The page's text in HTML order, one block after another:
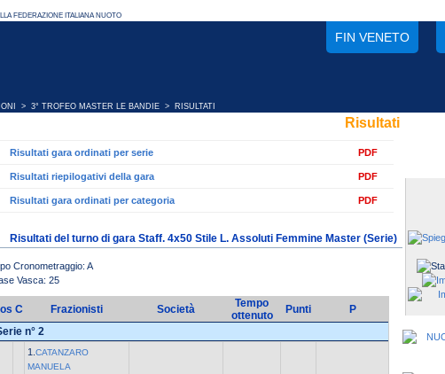
FIN VENETO
> 3° TROFEO MASTER LE BANDIE > RISULTATI
Risultati
Risultati gara ordinati per serie PDF
Risultati riepilogativi della gara PDF
Risultati gara ordinati per categoria PDF
Risultati del turno di gara Staff. 4x50 Stile L. Assoluti Femmine Master (Serie)
Cronometraggio: A
Vasca: 25
C Frazionisti Società
Tempo
ottenuto
Punti
P
n° 2
1. CATANZARO
MANUELA